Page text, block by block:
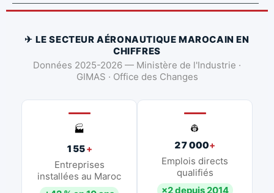
✈ LE SECTEUR AÉRONAUTIQUE MAROCAIN EN
CHIFFRES
Données 2025-2026 — Ministère de l'Industrie ·
GIMAS · Office des Changes
🏭
155+
Entreprises
installées au Maroc
👷
27 000+
Emplois directs
qualifiés
×2 depuis 2014